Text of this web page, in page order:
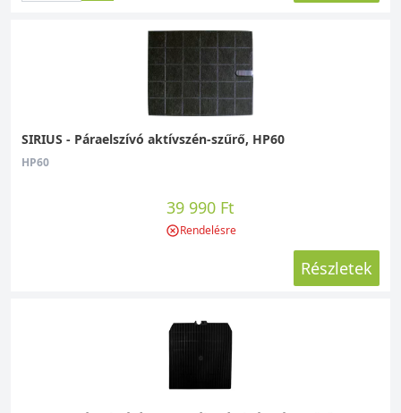
SIRIUS - Páraelszívó aktívszén-szűrő, HP60
HP60
39 990 Ft
Rendelésre
Részletek